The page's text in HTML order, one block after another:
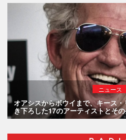
ニュース
オアシスからボウイまで、キース
き下ろした17のアーティストとそ